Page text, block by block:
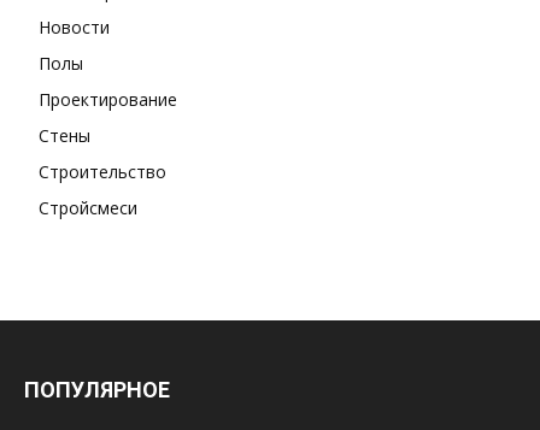
Новости
Полы
Проектирование
Стены
Строительство
Стройсмеси
ПОПУЛЯРНОЕ